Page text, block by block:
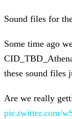
Sound files for
Some time ago
these sound files
Are we really
pic.twitter.com/